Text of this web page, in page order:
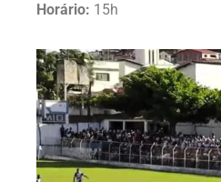
Horário: 15h